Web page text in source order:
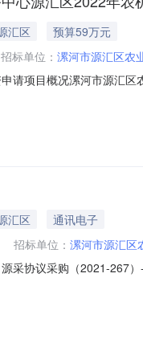
汇区
预算59万元
招标单位： 漯河市源汇区农
请项目概况漯河市源汇
、采购方式：竞争性谈
汇区
通讯电子
招标单位： 漯河市源汇区
采协议采购（2021-267
：微型地址：漯河市源